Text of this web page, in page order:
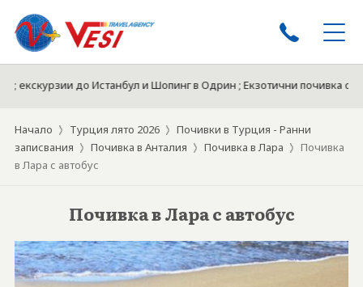
ЕКСКУРЗИИ
ЕКСКУРЗИИ ОТ ПЛЕВЕН
КРУИЗИ
ЕКЗОТИКА
БЪЛГАРИЯ 2026
ХОТЕЛИ
до Истанбул и Шопинг в Одрин ; Екзотични почивка с
Начало Турция лято 2026
Почивки в Турция - Ранни
записвания
Почивка в Анталия Почивка в Лара
Почивка
в Лара с автобус
Почивка в Лара с автобус